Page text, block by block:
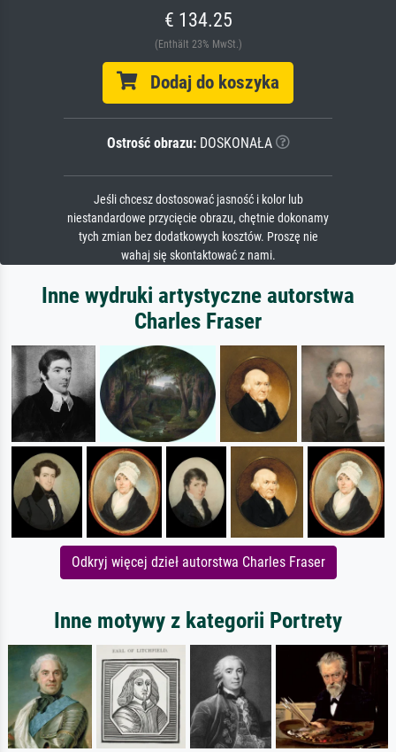
€ 134.25
(Enthält 23% MwSt.)
Dodaj do koszyka
Ostrość obrazu:DOSKONAŁA
Jeśli chcesz dostosować jasność i kolor lub
niestandardowe przycięcie obrazu, chętnie dokonamy
tych zmian bez dodatkowych kosztów. Proszę nie
wahaj się skontaktować z nami.
Inne wydruki artystyczne autorstwa
Charles Fraser
Odkryj więcej dzieł autorstwa Charles Fraser
Inne motywy z kategorii Portrety